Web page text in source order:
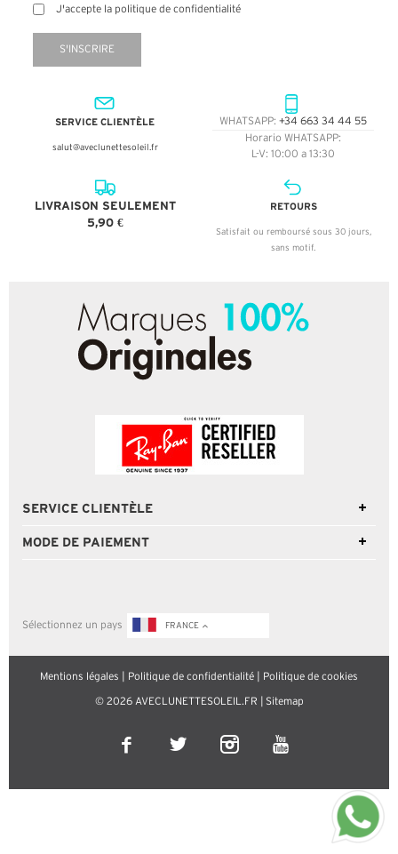
J'accepte la politique de confidentialité
S'INSCRIRE
SERVICE CLIENTÈLE
salut@aveclunettesoleil.fr
WHATSAPP: +34 663 34 44 55
Horario WHATSAPP:
L-V: 10:00 a 13:30
LIVRAISON SEULEMENT
5,90 €
RETOURS
Satisfait ou remboursé sous 30 jours,
sans motif.
SERVICE CLIENTÈLE
MODE DE PAIEMENT
Sélectionnez un pays FRANCE
Mentions légales Politique de confidentialité Politique de cookies
© 2026 AVECLUNETTESOLEIL.FR | Sitemap